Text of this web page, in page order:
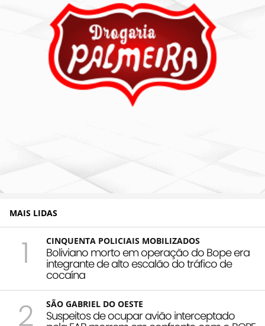
MAIS LIDAS
1 CINQUENTA POLICIAIS MOBILIZADOS
Boliviano morto em operação do Bope era
integrante de alto escalão do tráfico de
cocaína
2 SÃO GABRIEL DO OESTE
Suspeitos de ocupar avião interceptado